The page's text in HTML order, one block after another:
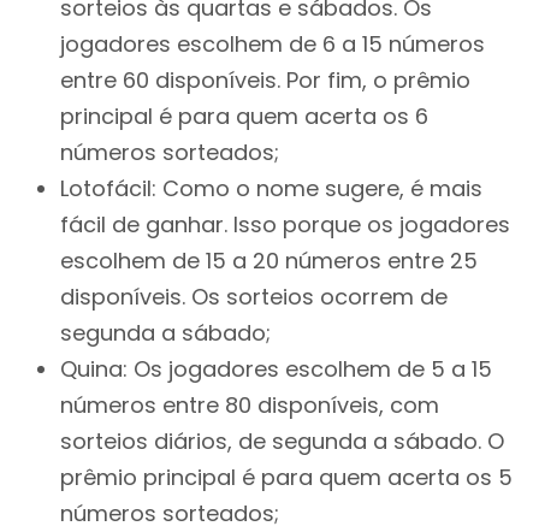
sorteios às quartas e sábados. Os
jogadores escolhem de 6 a 15 números
entre 60 disponíveis. Por fim, o prêmio
principal é para quem acerta os 6
números sorteados;
Lotofácil: Como o nome sugere, é mais
fácil de ganhar. Isso porque os jogadores
escolhem de 15 a 20 números entre 25
disponíveis. Os sorteios ocorrem de
segunda a sábado;
Quina: Os jogadores escolhem de 5 a 15
números entre 80 disponíveis, com
sorteios diários, de segunda a sábado. O
prêmio principal é para quem acerta os 5
números sorteados;